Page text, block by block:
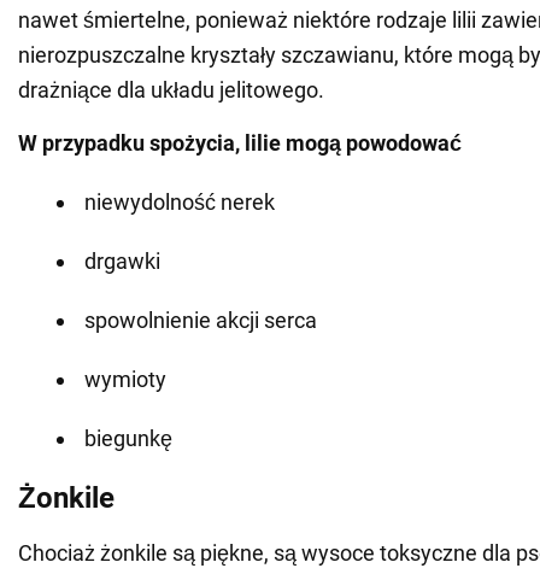
nawet śmiertelne, ponieważ niektóre rodzaje lilii
nierozpuszczalne kryształy szczawianu, które mogą
drażniące dla układu jelitowego.
W przypadku spożycia, lilie mogą powodować
niewydolność nerek
drgawki
spowolnienie akcji serca
wymioty
biegunkę
Żonkile
Chociaż żonkile są piękne, są wysoce toksyczne dla